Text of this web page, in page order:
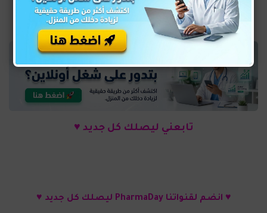
تعرف علي فوائد فيتامين ب vitamin B
تابعني ليصلك كل جديد ♥
♥ انضم لقنواتنا PharmaDay ليصلك كل جديد ♥